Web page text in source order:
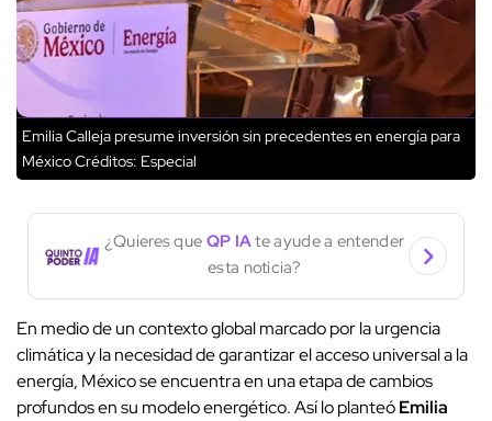
Emilia Calleja presume inversión sin precedentes en energía para
MéxicoCréditos: Especial
¿Quieres que QP IAte ayude a entender
esta noticia?
En medio de un contexto global marcado por la urgencia
climática y la necesidad de garantizar el acceso universal a la
energía, México se encuentra en una etapa de cambios
profundos en su modelo energético. Así lo planteóEmilia